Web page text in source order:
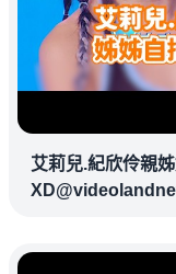
艾莉兒.紀欣伶親